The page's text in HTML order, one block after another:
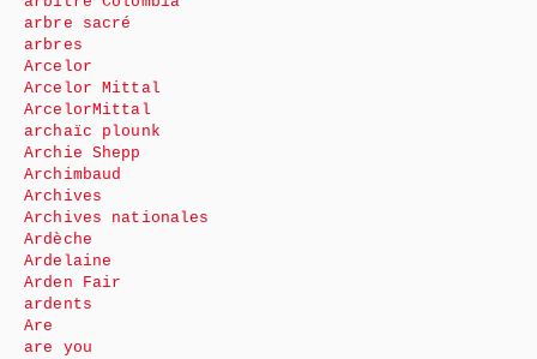
arbre sacré
arbres
Arcelor
Arcelor Mittal
ArcelorMittal
archaïc plounk
Archie Shepp
Archimbaud
Archives
Archives nationales
Ardèche
Ardelaine
Arden Fair
ardents
Are
are you